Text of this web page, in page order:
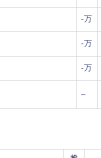
-万
-万
-万
–